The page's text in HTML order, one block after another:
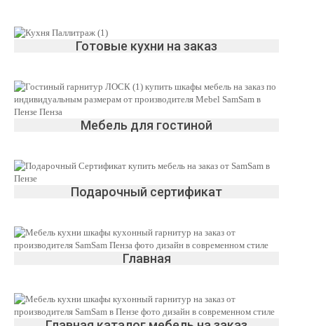
Готовые кухни на заказ
Мебель для гостиной
Подарочный сертификат
Главная